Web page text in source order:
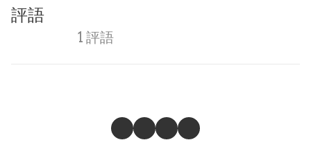
評語
1 評語